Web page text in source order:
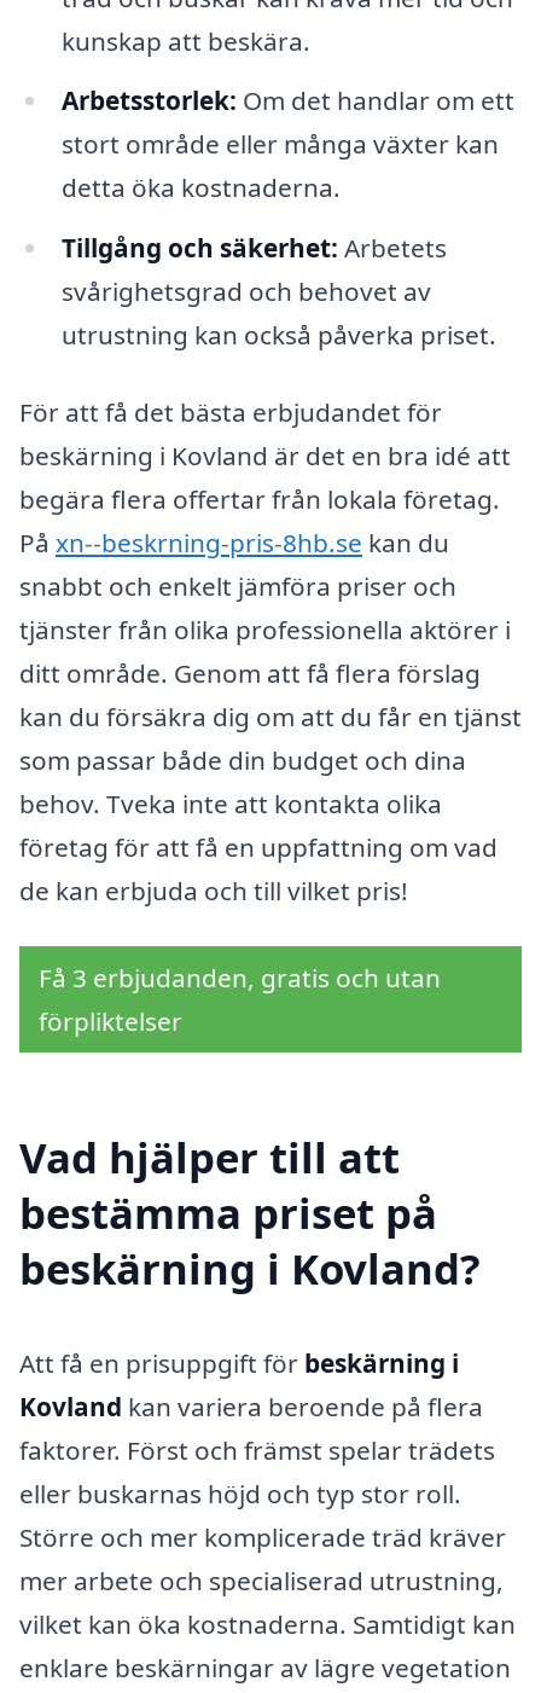
kunskap att beskära.
Arbetsstorlek: Om det handlar om ett
stort område eller många växter kan
detta öka kostnaderna.
Tillgång och säkerhet: Arbetets
svårighetsgrad och behovet av
utrustning kan också påverka priset.
För att få det bästa erbjudandet för
beskärning i Kovland är det en bra idé att
begära flera offertar från lokala företag.
På xn--beskrning-pris-8hb.se kan du
snabbt och enkelt jämföra priser och
tjänster från olika professionella aktörer i
ditt område. Genom att få flera förslag
kan du försäkra dig om att du får en tjänst
som passar både din budget och dina
behov. Tveka inte att kontakta olika
företag för att få en uppfattning om vad
de kan erbjuda och till vilket pris!
Få 3 erbjudanden, gratis och utan
förpliktelser
Vad hjälper till att
bestämma priset på
beskärning i Kovland?
Att få en prisuppgift för beskärning i
Kovland kan variera beroende på flera
faktorer. Först och främst spelar trädets
eller buskarnas höjd och typ stor roll.
Större och mer komplicerade träd kräver
mer arbete och specialiserad utrustning,
vilket kan öka kostnaderna. Samtidigt kan
enklare beskärningar av lägre vegetation